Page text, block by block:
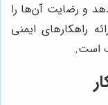
و رضایت آن‌ها را
راهکارهای ایمنی
است.